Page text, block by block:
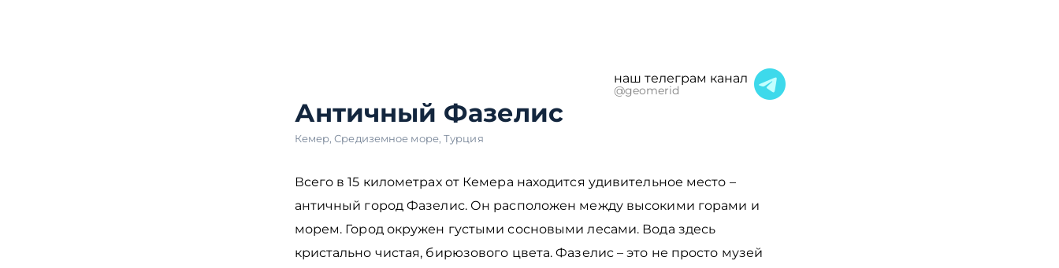
наш телеграм канал
@geomerid
Античный Фазелис
Кемер,Средиземное море,Турция
Всего в 15 километрах от Кемера находится удивительное место –
античный город Фазелис. Он расположен между высокими горами и
морем. Город окружен густыми сосновыми лесами. Вода здесь
кристально чистая, бирюзового цвета. Фазелис – это не просто музей